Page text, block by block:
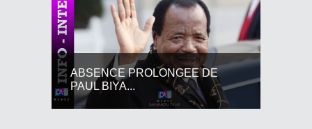
ABSENCE PROLONGEE DE
PAUL BIYA...